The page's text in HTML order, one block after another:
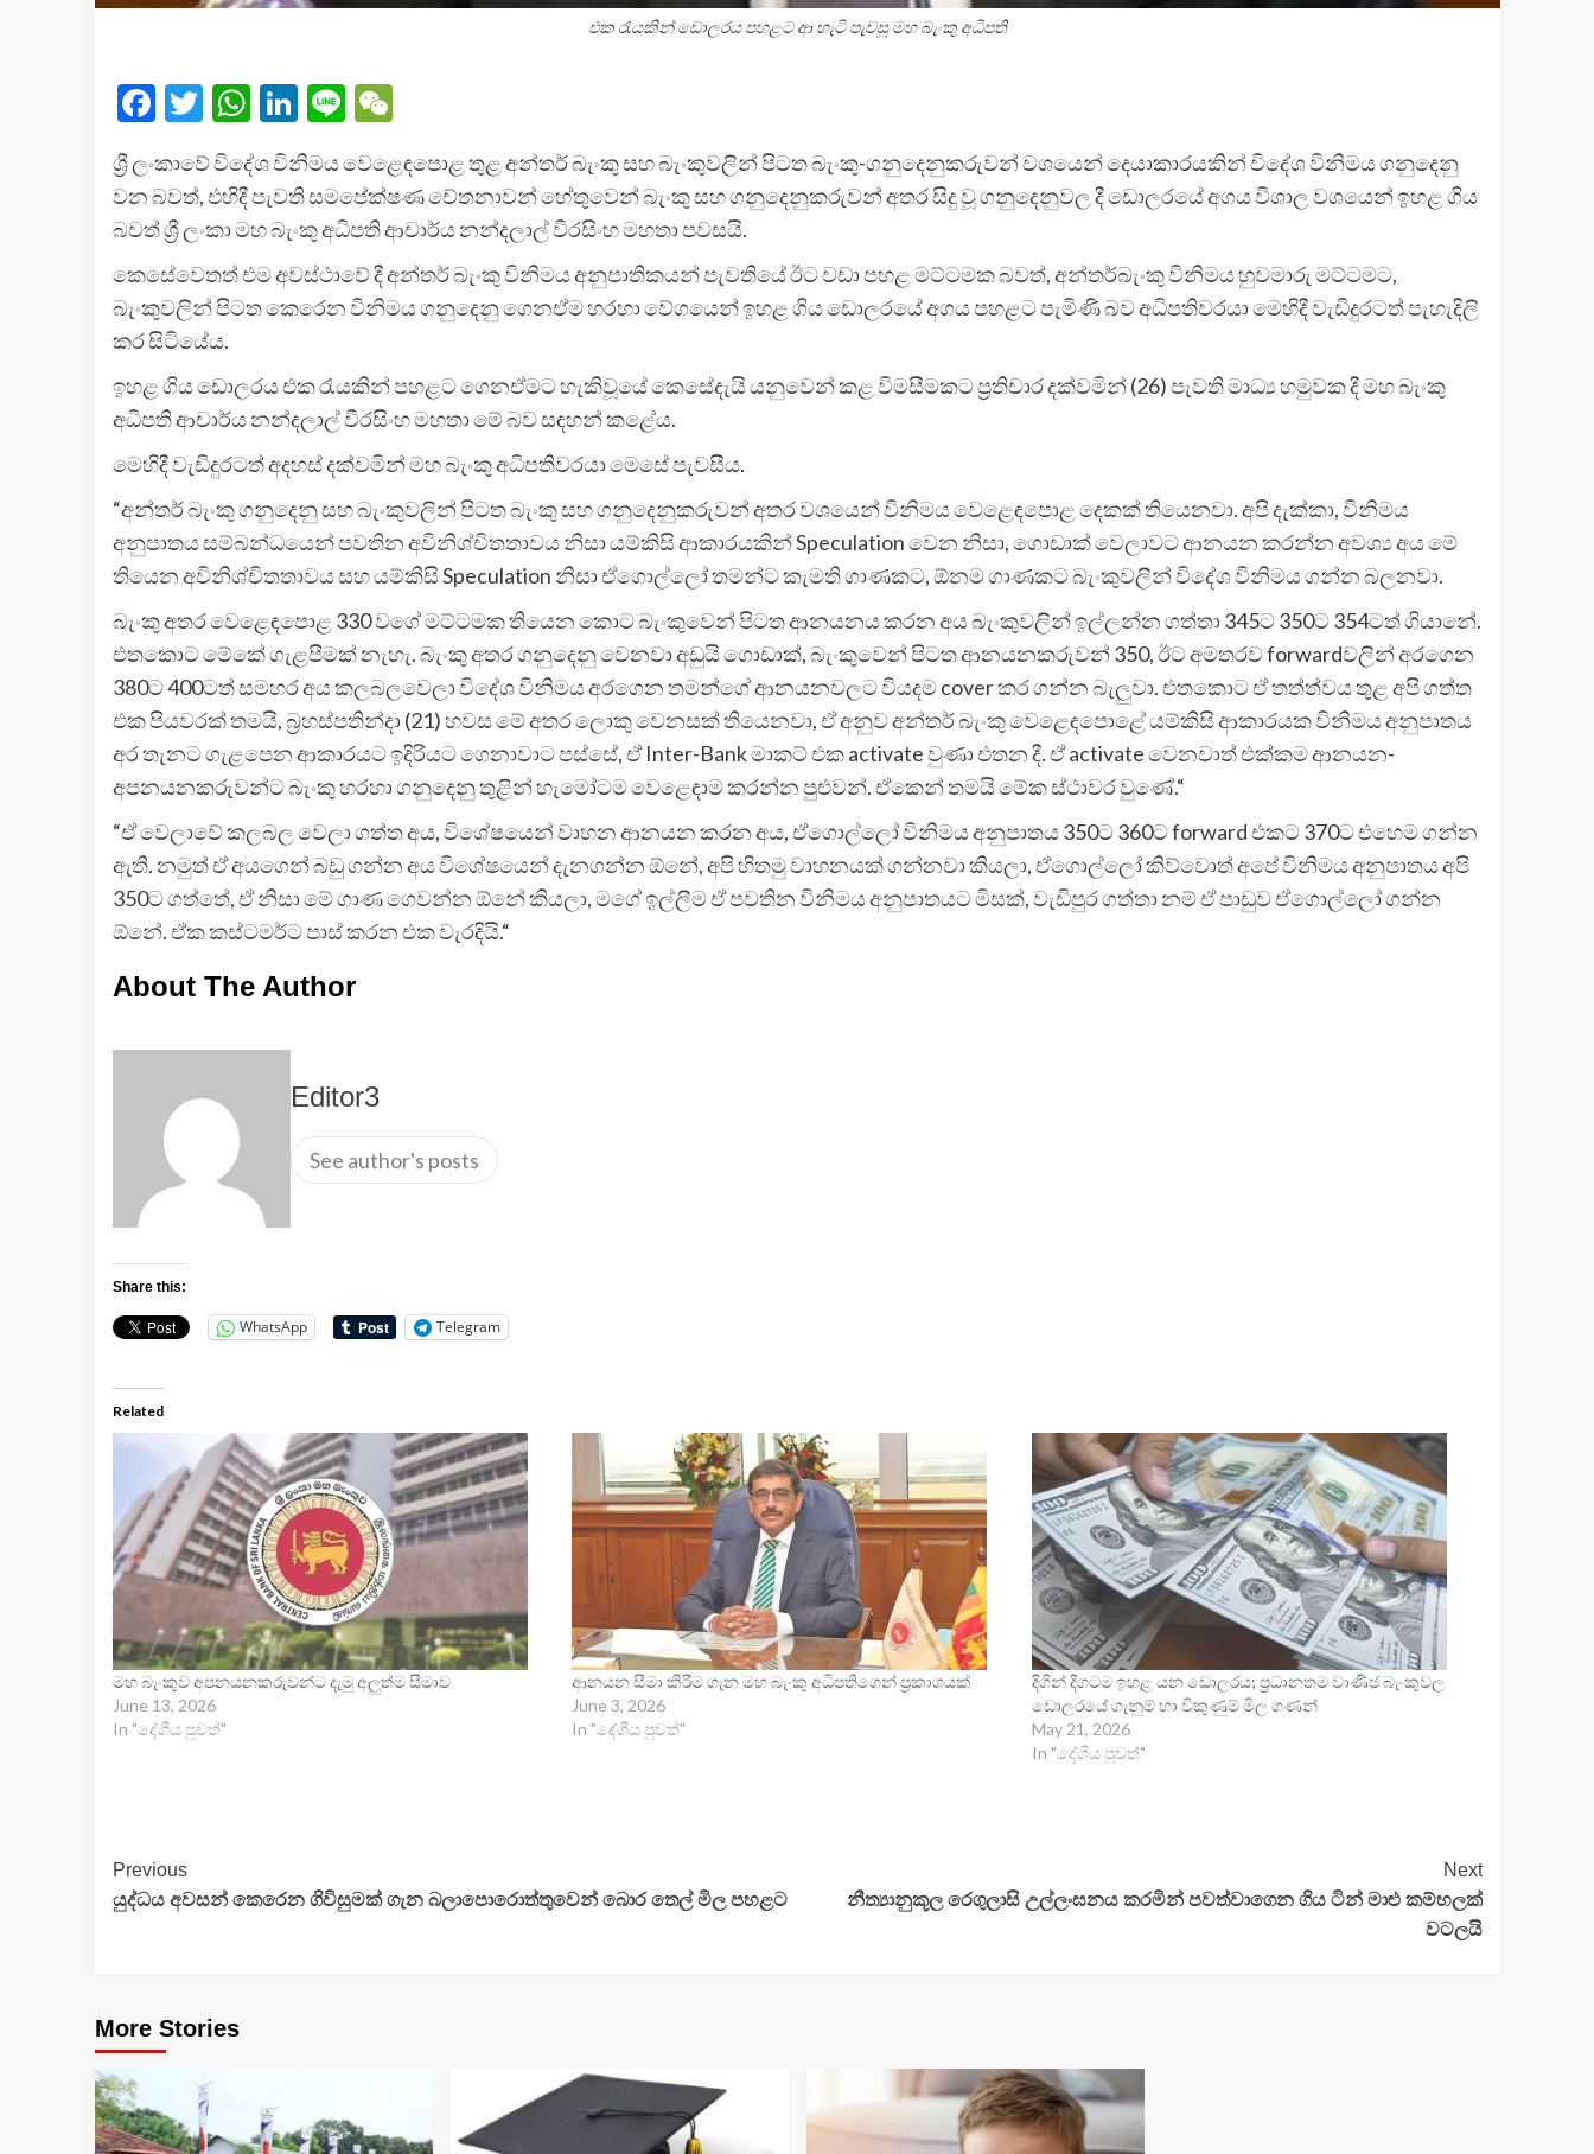
එක රැයකින් ඩොලරය පහළට ආ හැටි පැවසූ මහ බැංකු අධිපති
Facebook
Twitter
WhatsApp
LinkedIn
LineWeChat
ශ්‍රී ලංකාවේ විදේශ විනිමය වෙළෙඳපොළ තුළ අන්තර් බැංකු සහ බැංකුවලින් පිටත බැංකු-ගනුදෙනුකරුවන් වශයෙන් දෙයාකාරයකින් විදේශ විනිමය ගනුදෙනු
වන බවත්, එහිදී පැවති සමපේක්ෂණ චේතනාවන් හේතුවෙන් බැංකු සහ ගනුදෙනුකරුවන් අතර සිදු වූ ගනුදෙනුවල දී ඩොලරයේ අගය විශාල වශයෙන් ඉහළ ගිය
බවත් ශ්‍රී ලංකා මහ බැංකු අධිපති ආචාර්ය නන්දලාල් වීරසිංහ මහතා පවසයි.
කෙසේවෙතත් එම අවස්ථාවේ දී අන්තර් බැංකු විනිමය අනුපාතිකයන් පැවතියේ ඊට වඩා පහළ මට්ටමක බවත්, අන්තර්බැංකු විනිමය හුවමාරු මට්ටමට,
බැංකුවලින් පිටත කෙරෙන විනිමය ගනුදෙනු ගෙනඒම හරහා වේගයෙන් ඉහළ ගිය ඩොලරයේ අගය පහළට පැමිණි බව අධිපතිවරයා මෙහිදී වැඩිදුරටත් පැහැදිලි
කර සිටියේය.
ඉහළ ගිය ඩොලරය එක රැයකින් පහළට ගෙනඒමට හැකිවූයේ කෙසේදැයි යනුවෙන් කළ විමසීමකට ප්‍රතිචාර දක්වමින් (26) පැවති මාධ්‍ය හමුවක දී මහ බැංකු
අධිපති ආචාර්ය නන්දලාල් වීරසිංහ මහතා මේ බව සඳහන් කළේය.
මෙහිදී වැඩිදුරටත් අදහස් දක්වමින් මහ බැංකු අධිපතිවරයා මෙසේ පැවසීය.
“අන්තර් බැංකු ගනුදෙනු සහ බැංකුවලින් පිටත බැංකු සහ ගනුදෙනුකරුවන් අතර වශයෙන් විනිමය වෙළෙඳපොළ දෙකක් තියෙනවා. අපි දැක්කා, විනිමය
අනුපාතය සම්බන්ධයෙන් පවතින අවිනිශ්චිතතාවය නිසා යම්කිසි ආකාරයකින් Speculation වෙන නිසා, ගොඩාක් වෙලාවට ආනයන කරන්න අවශ්‍ය අය මේ
තියෙන අවිනිශ්චිතතාවය සහ යම්කිසි Speculation නිසා ඒගොල්ලෝ තමන්ට කැමති ගාණකට, ඕනම ගාණකට බැංකුවලින් විදේශ විනිමය ගන්න බලනවා.
බැංකු අතර වෙළෙඳපොළ 330 වගේ මට්ටමක තියෙන කොට බැංකුවෙන් පිටත ආනයනය කරන අය බැංකුවලින් ඉල්ලන්න ගත්තා 345ට 350ට 354ටත් ගියානේ.
එතකොට මේකේ ගැළපීමක් නැහැ. බැංකු අතර ගනුදෙනු වෙනවා අඩුයි ගොඩාක්, බැංකුවෙන් පිටත ආනයනකරුවන් 350, ඊට අමතරව forwardවලින් අරගෙන
380ට 400ටත් සමහර අය කලබලවෙලා විදේශ විනිමය අරගෙන තමන්ගේ ආනයනවලට වියදම cover කර ගන්න බැලුවා. එතකොට ඒ තත්ත්වය තුළ අපි ගත්ත
එක පියවරක් තමයි, බ්‍රහස්පතින්දා (21) හවස මේ අතර ලොකු වෙනසක් තියෙනවා, ඒ අනුව අන්තර් බැංකු වෙළෙඳපොළේ යම්කිසි ආකාරයක විනිමය අනුපාතය
අර තැනට ගැළපෙන ආකාරයට ඉදිරියට ගෙනාවාට පස්සේ, ඒ Inter-Bank මාකට් එක activate වුණා එතන දී. ඒ activate වෙනවාත් එක්කම ආනයන-
අපනයනකරුවන්ට බැංකු හරහා ගනුදෙනු තුළින් හැමෝටම වෙළෙඳාම කරන්න පුළුවන්. ඒකෙන් තමයි මේක ස්ථාවර වුණේ.“
“ඒ වෙලාවේ කලබල වෙලා ගත්ත අය, විශේෂයෙන් වාහන ආනයන කරන අය, ඒගොල්ලෝ විනිමය අනුපාතය 350ට 360ට forward එකට 370ට එහෙම ගන්න
ඇති. නමුත් ඒ අයගෙන් බඩු ගන්න අය විශේෂයෙන් දැනගන්න ඕනේ, අපි හිතමු වාහනයක් ගන්නවා කියලා, ඒගොල්ලෝ කිව්වොත් අපේ විනිමය අනුපාතය අපි
350ට ගත්තේ, ඒ නිසා මේ ගාණ ගෙවන්න ඕනේ කියලා, මගේ ඉල්ලීම ඒ පවතින විනිමය අනුපාතයට මිසක්, වැඩිපුර ගත්තා නම් ඒ පාඩුව ඒගොල්ලෝ ගන්න
ඕනේ. ඒක කස්ටමර්ට පාස් කරන එක වැරදියි.“
About The Author
Editor3
See author's posts
Share this:
WhatsApp Telegram
Related
මහ බැංකුව අපනයනකරුවන්ට දැමු අලුත්ම සීමාව
June 13, 2026
In "දේශීය පුවත්"
ආනයන සීමා කිරීම ගැන මහ බැංකු අධිපතිගෙන් ප්‍රකාශයක්
June 3, 2026
In "දේශීය පුවත්"
දිගින් දිගටම ඉහළ යන ඩොලරය; ප්‍රධානතම වාණිජ බැංකුවල
ඩොලරයේ ගැනුම් හා විකුණුම් මිල ගණන්
May 21, 2026
In "දේශීය පුවත්"
Continue
Reading
Previous
යුද්ධය අවසන් කෙරෙන ගිවිසුමක් ගැන බලාපොරොත්තුවෙන් බොර තෙල් මිල පහළට
Next
නීත්‍යානුකූල රෙගුලාසි උල්ලංඝනය කරමින් පවත්වාගෙන ගිය ටින් මාළු කම්හලක්
වටලයි
More Stories